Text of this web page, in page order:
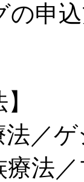
の申
／
療法